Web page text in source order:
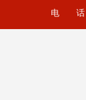
电 话